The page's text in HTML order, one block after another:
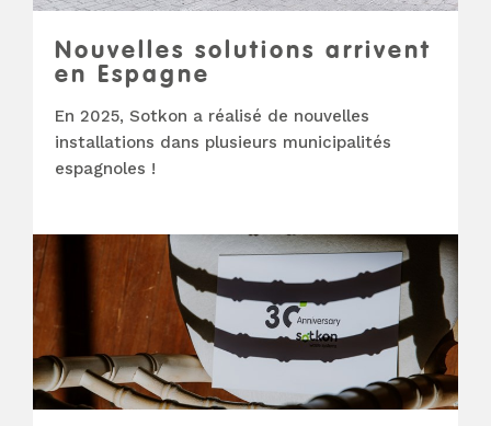
Nouvelles solutions arrivent
en Espagne
En 2025, Sotkon a réalisé de nouvelles
installations dans plusieurs municipalités
espagnoles !